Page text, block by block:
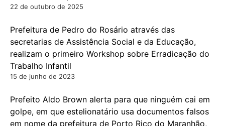
22 de outubro de 2025
Prefeitura de Pedro do Rosário através das
secretarias de Assistência Social e da Educação,
realizam o primeiro Workshop sobre Erradicação do
Trabalho Infantil
15 de junho de 2023
Prefeito Aldo Brown alerta para que ninguém cai em
golpe, em que estelionatário usa documentos falsos
em nome da prefeitura de Porto Rico do Maranhão,